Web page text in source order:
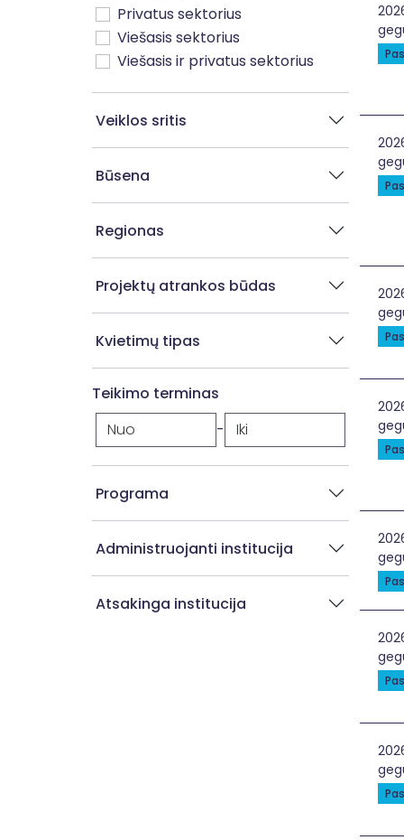
Privatus sektorius
Viešasis sektorius
Viešasis ir privatus sektorius
Veiklos sritis
Būsena
Regionas
Projektų atrankos būdas
Kvietimų tipas
Teikimo terminas
-
Programa
Administruojanti institucija
Atsakinga institucija